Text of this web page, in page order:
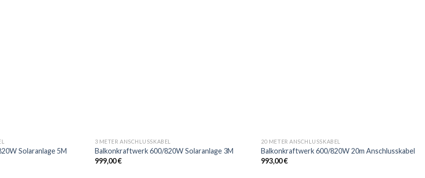
Solaranlage 5M
3 METER ANSCHLUSSKABEL
Balkonkraftwerk 600/820W Solaranlage 3M
999,00€
20 METER ANSCHLUSSKABEL
Balkonkraftwerk 600/820W 20m Anschlusskabel
993,00€